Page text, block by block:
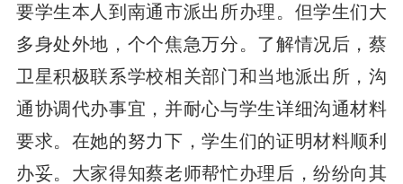
要学生本人到南通市派出所办理。但学生们大
多身处外地，个个焦急万分。了解情况后，蔡
卫星积极联系学校相关部门和当地派出所，沟
通协调代办事宜，并耐心与学生详细沟通材料
要求。在她的努力下，学生们的证明材料顺利
办妥。大家得知蔡老师帮忙办理后，纷纷向其